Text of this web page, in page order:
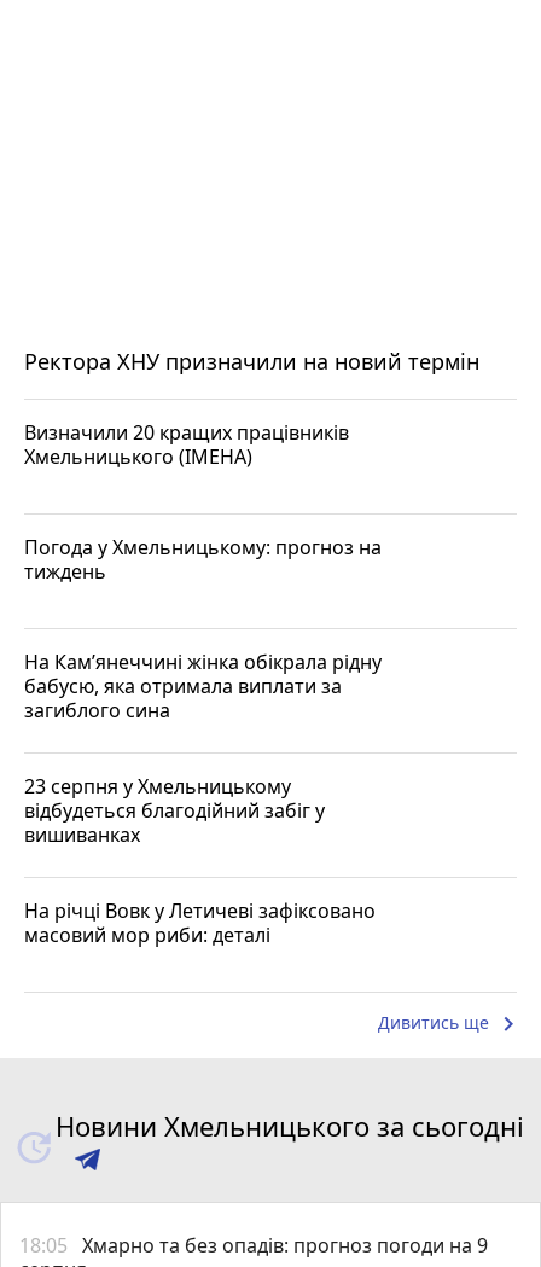
Ректора ХНУ призначили на новий термін
Визначили 20 кращих працівників
Хмельницького (ІМЕНА)
Погода у Хмельницькому: прогноз на
тиждень
На Кам’янеччині жінка обікрала рідну
бабусю, яка отримала виплати за
загиблого сина
23 серпня у Хмельницькому
відбудеться благодійний забіг у
вишиванках
На річці Вовк у Летичеві зафіксовано
масовий мор риби: деталі
Дивитись ще keyboard_arrow_right
Новини Хмельницького за сьогодні
18:05 Хмарно та без опадів: прогноз погоди на 9